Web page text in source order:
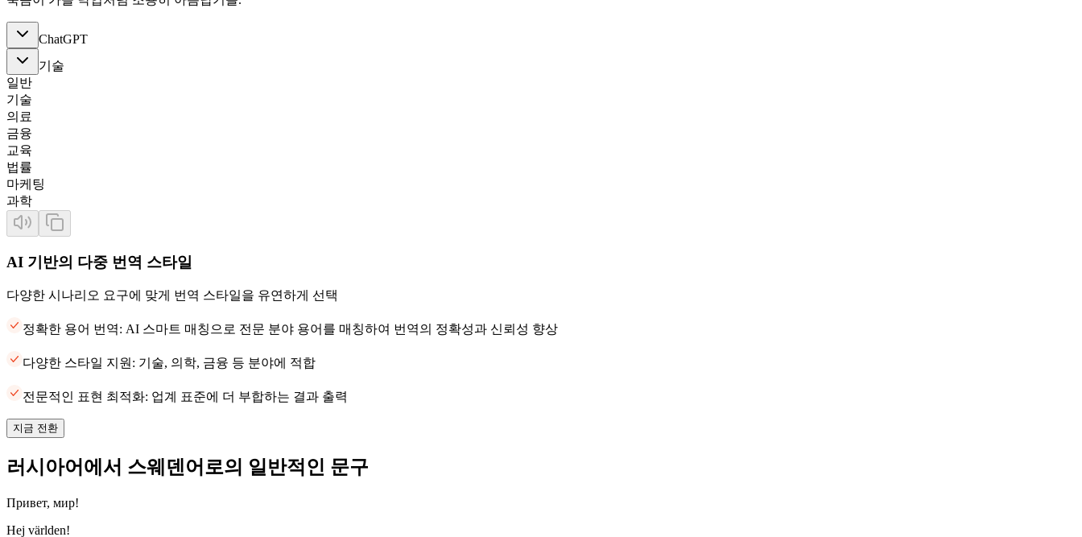
ChatGPT
기술
일반
기술
의료
금융
교육
법률
마케팅
과학
AI 기반의 다중 번역 스타일
다양한 시나리오 요구에 맞게 번역 스타일을 유연하게 선택
정확한 용어 번역: AI 스마트 매칭으로 전문 분야 용어를 매칭하여 번역의 정확성과 신뢰성 향상
다양한 스타일 지원: 기술, 의학, 금융 등 분야에 적합
전문적인 표현 최적화: 업계 표준에 더 부합하는 결과 출력
지금 전환
러시아어에서 스웨덴어로의 일반적인 문구
Привет, мир!
Hej världen!